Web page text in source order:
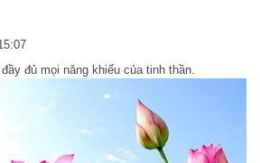
đủ mọi năng khiếu của tinh thần.